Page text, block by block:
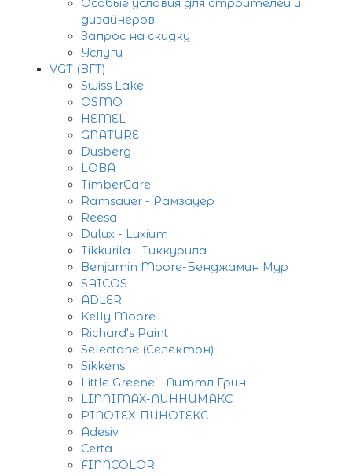
Особые условия для строителей и
дизайнеров
Запрос на скидку
Услуги
VGT (ВГТ)
Swiss Lake
OSMO
HEMEL
GNATURE
Dusberg
LOBA
TimberCare
Ramsauer - Рамзауер
Reesa
Dulux - Luxium
Tikkurila - Тиккурила
Benjamin Moore-Бенджамин Мур
SAICOS
ADLER
Kelly Moore
Richard's Paint
Selectone (Селектон)
Sikkens
Little Greene - Литтл Грин
LINNIMAX-ЛИННИМАКС
PINOTEX-ПИНОТЕКС
Adesiv
Certa
FINNCOLOR